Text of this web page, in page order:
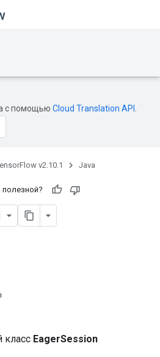
с помощью Cloud Translation API
v2.10.1 Java
класс EagerSession